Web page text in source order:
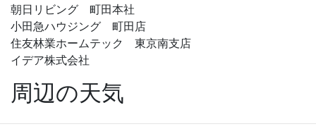
朝日リビング 町田本社
小田急ハウジング 町田店
住友林業ホームテック 東京南支店
イデア株式会社
周辺の天気